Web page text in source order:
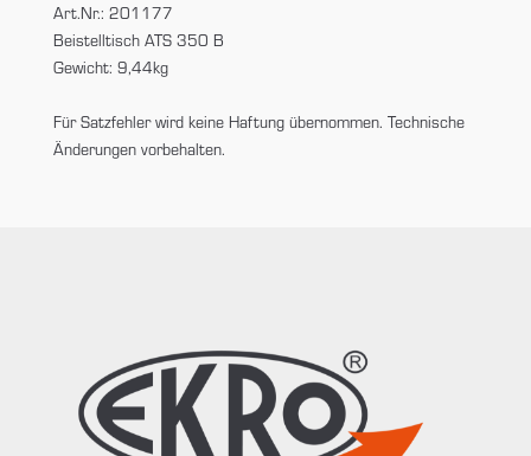
Art.Nr.: 201177
Beistelltisch ATS 350 B
Gewicht: 9,44kg
Für Satzfehler wird keine Haftung übernommen. Technische
Änderungen vorbehalten.